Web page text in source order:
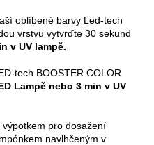
oblíbené barvy Led-tech
vrstvu vytvrďte 30 sekund
v UV lampě.
tech BOOSTER COLOR
Lampě nebo 3 min v UV
pro dosažení
navlhčeným v